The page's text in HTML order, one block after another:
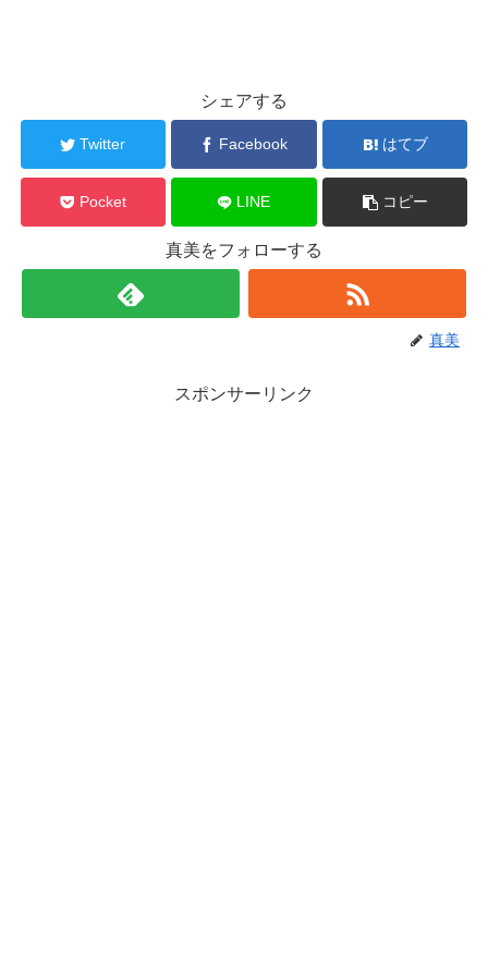
シェアする
Twitter Facebook はてブ
Pocket LINE コピー
真美をフォローする
真美
スポンサーリンク